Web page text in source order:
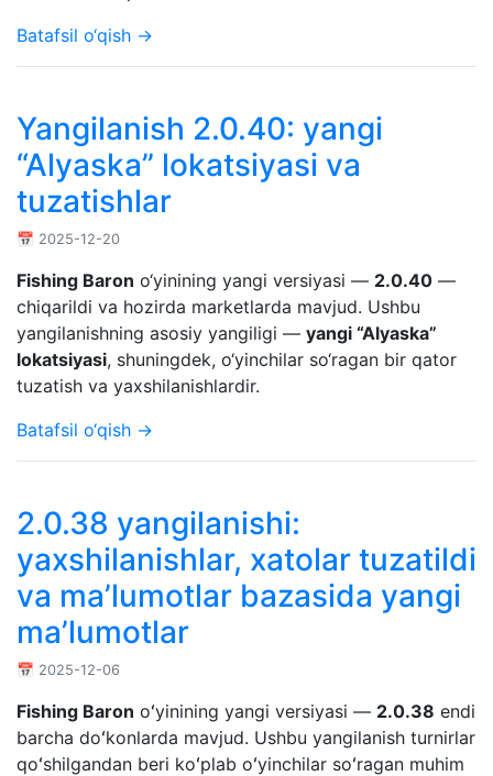
Batafsil o‘qish →
Yangilanish 2.0.40: yangi
“Alyaska” lokatsiyasi va
tuzatishlar
📅 2025-12-20
Fishing Baron o‘yinining yangi versiyasi — 2.0.40 —
chiqarildi va hozirda marketlarda mavjud. Ushbu
yangilanishning asosiy yangiligi — yangi “Alyaska”
lokatsiyasi, shuningdek, o‘yinchilar so‘ragan bir qator
tuzatish va yaxshilanishlardir.
Batafsil o‘qish →
2.0.38 yangilanishi:
yaxshilanishlar, xatolar tuzatildi
va maʼlumotlar bazasida yangi
maʼlumotlar
📅 2025-12-06
Fishing Baron oʻyinining yangi versiyasi — 2.0.38 endi
barcha doʻkonlarda mavjud. Ushbu yangilanish turnirlar
qoʻshilgandan beri koʻplab oʻyinchilar soʻragan muhim